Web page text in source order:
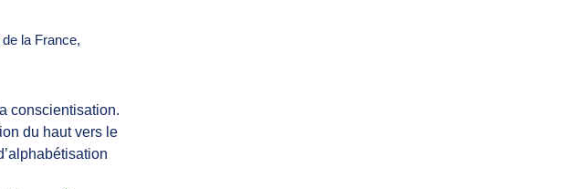
la France,
conscientisation.
du haut vers le